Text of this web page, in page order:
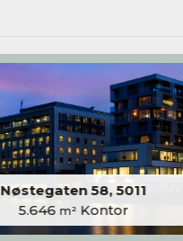
Nøstegaten 58, 5011
5.646 m² Kontor